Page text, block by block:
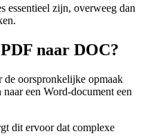
essentieel zijn, overweeg dan
naar DOC?
de oorspronkelijke opmaak
een Word-document een
dit ervoor dat complexe